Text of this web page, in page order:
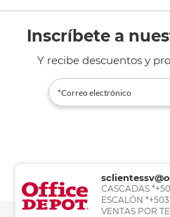
Inscríbete a
Y recibe descuentos y
CASCADAS
ESCALÓN
VENTAS POR